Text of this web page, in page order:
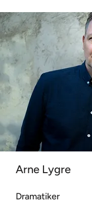
Arne Lygre
Dramatiker